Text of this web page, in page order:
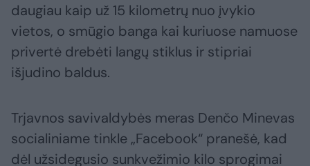
daugiau kaip už 15 kilometrų nuo įvykio
vietos, o smūgio banga kai kuriuose namuose
privertė drebėti langų stiklus ir stipriai
išjudino baldus.
Trjavnos savivaldybės meras Denčo Minevas
socialiniame tinkle „Facebook“ pranešė, kad
dėl užsidegusio sunkvežimio kilo sprogimai